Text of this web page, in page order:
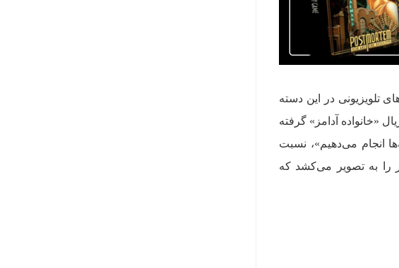
تلویزیونی در این دسته
«خانواده آدامز» گرفته
انجام می‌دهیم»، نسبت
را به تصویر می‌کشد که